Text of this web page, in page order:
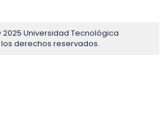
Universidad Tecnológica
los derechos reservados.